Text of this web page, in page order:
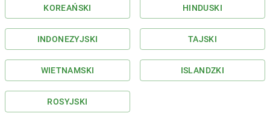
KOREAŃSKI HINDUSKI
INDONEZYJSKI TAJSKI
WIETNAMSKI ISLANDZKI
ROSYJSKI